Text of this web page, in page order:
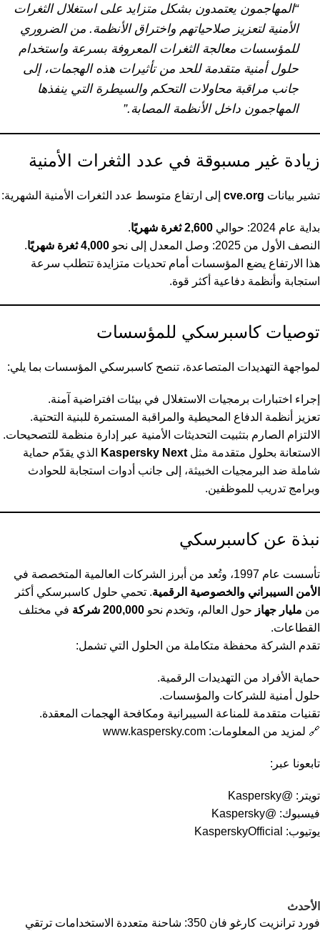
“المهاجمون يعتمدون بشكل متزايد على استغلال الثغرات
الأمنية لتعزيز صلاحياتهم واختراق الأنظمة. من الضروري
للمؤسسات معالجة الثغرات المعروفة بسرعة واستخدام
حلول أمنية متقدمة للحد من تأثيرات هذه الهجمات، إلى
جانب مراقبة محاولات التحكم والسيطرة التي ينفذها
المهاجمون داخل الأنظمة المصابة.”
زيادة غير مسبوقة في عدد الثغرات الأمنية
تشير بيانات cve.org إلى ارتفاع متوسط عدد الثغرات الأمنية الشهرية:
بداية عام 2024: حوالي 2,600 ثغرة شهريًا
.
النصف الأول من 2025: وصل المعدل إلى نحو
4,000 ثغرة شهريًا
.
هذا الارتفاع يضع المؤسسات أمام تحديات متزايدة تتطلب سرعة
استجابة وأنظمة دفاعية أكثر قوة.
توصيات كاسبرسكي للمؤسسات
لمواجهة التهديدات المتصاعدة، تنصح كاسبرسكي المؤسسات بما يلي:
إجراء اختبارات برمجيات الاستغلال في بيئات افتراضية آمنة.
تعزيز أنظمة الدفاع المحيطية والمراقبة المستمرة للبنية التحتية.
الالتزام الصارم بتثبيت التحديثات الأمنية عبر إدارة منظمة للتصحيحات.
الاستعانة بحلول متقدمة مثل Kaspersky Next
الذي يقدّم حماية
شاملة ضد البرمجيات الخبيثة، إلى جانب أدوات استجابة للحوادث
وبرامج تدريب للموظفين.
نبذة عن كاسبرسكي
تأسست عام 1997، وتُعد من أبرز الشركات العالمية المتخصصة في
الأمن السيبراني والخصوصية الرقمية. تحمي حلول كاسبرسكي أكثر
من مليار جهاز حول العالم، وتخدم نحو 200,000 شركة
في مختلف
القطاعات.
تقدم الشركة محفظة متكاملة من الحلول التي تشمل:
حماية الأفراد من التهديدات الرقمية.
حلول أمنية للشركات والمؤسسات.
تقنيات متقدمة للمناعة السيبرانية ومكافحة الهجمات المعقدة.
🔗 لمزيد من المعلومات: www.kaspersky.com
تابعونا عبر:
تويتر: @Kaspersky
فيسبوك: @Kaspersky
يوتيوب: KasperskyOfficial
الأحدث
فورد ترانزيت كارغو فان 350: شاحنة متعددة الاستخدامات ترتقي